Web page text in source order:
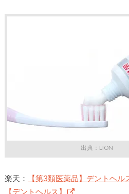
出典：LION
楽天：
【第3類医薬品】デントヘル
【デントヘルス】